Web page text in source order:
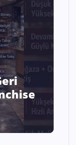
İş
mi?